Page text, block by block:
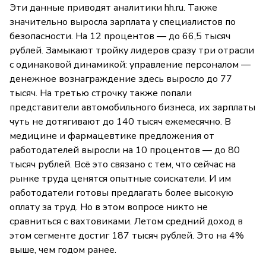
Эти данные приводят аналитики hh.ru. Также
значительно выросла зарплата у специалистов по
безопасности. На 12 процентов — до 66,5 тысяч
рублей. Замыкают тройку лидеров сразу три отрасли
с одинаковой динамикой: управление персоналом —
денежное вознаграждение здесь выросло до 77
тысяч. На третью строчку также попали
представители автомобильного бизнеса, их зарплаты
чуть не дотягивают до 140 тысяч ежемесячно. В
медицине и фармацевтике предложения от
работодателей выросли на 10 процентов — до 80
тысяч рублей. Всё это связано с тем, что сейчас на
рынке труда ценятся опытные соискатели. И им
работодатели готовы предлагать более высокую
оплату за труд. Но в этом вопросе никто не
сравниться с вахтовиками. Летом средний доход в
этом сегменте достиг 187 тысяч рублей. Это на 4%
выше, чем годом ранее.